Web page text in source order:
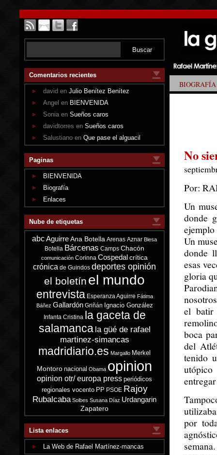
Comentarios recientes
david en Julio Benítez Benítez
Angel en BIENVENIDA
Sonia en Sueños caros
davidtorres en Sueños caros
Salustiano en Que pase el alguacil
Paginas
BIENVENIDA
Biografía
Enlaces
Nube de etiquetas
abcAguirre Ana Botella Arenas Aznar Blesa
Botella Bárcenas Camps Chacón
comunicación Corinna Cospedal crítica
crónica de Guindos deportes opinión
el boletín el mundo
entrevista Esperanza Aguirre Fátima
Báñez Gallardón Griñán Ignacio González
Infanta Cristina la gaceta de
salamanca la güé de rafael
martinez-simancas
madridiario.es Margallo Merkel
Montoro nacional Obama opinion
opinion otr/ europa press periódicos
regionales vocento PP PSOE Rajoy
Rubalcaba Solbes Susana Díaz Urdangarin
Zapatero
Lista enlaces
La Web de Rafael Martínez-mancas
BIOGRAFÍA
No
Por:
Un
donde
Un
donde
esas
gloria
el batir
boca
del
tenido
por